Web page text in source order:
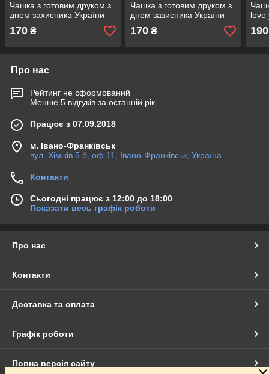
Чашка з готовим друком з
днем захисника України
170 ₴
Чашка з готовим друком з
днем зазисника України
170₴
love
190
Про нас
Рейтинг не сформований
Менше 5 відгуків за останній рік
Працює з 07.09.2018
м. Івано-Франківськ
вул. Хіміків 5 б, оф 11, Івано-Франківськ, Україна
Контакти
Сьогодні працює з 12:00 до 18:00
Показати весь графік роботи
Про нас
Контакти
Доставка та оплата
Графік роботи
Повна версія сайту